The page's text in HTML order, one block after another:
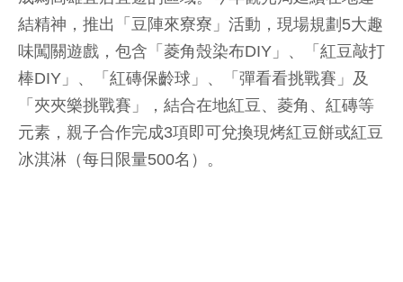
結精神，推出「豆陣來寮寮」活動，現場規劃5大趣
味闖關遊戲，包含「菱角殼染布DIY」、「紅豆敲打
棒DIY」、「紅磚保齡球」、「彈看看挑戰賽」及
「夾夾樂挑戰賽」，結合在地紅豆、菱角、紅磚等
元素，親子合作完成3項即可兌換現烤紅豆餅或紅豆
冰淇淋（每日限量500名）。